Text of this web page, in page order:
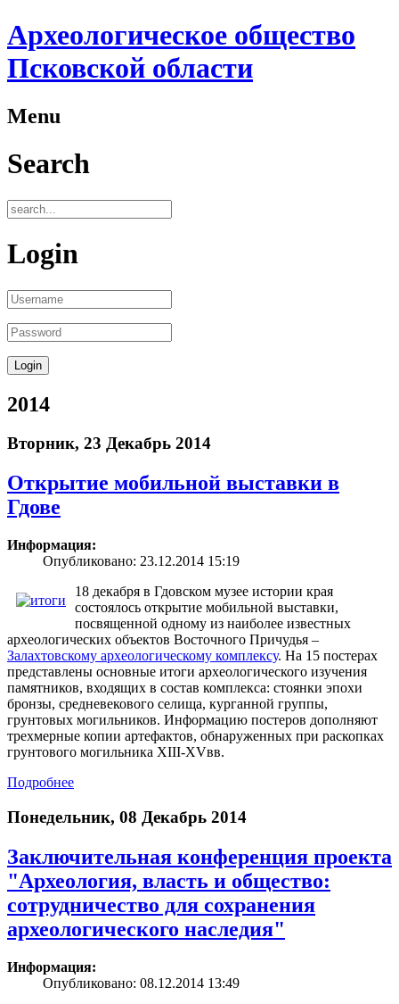
Археологическое общество
Псковской области
Menu
Search
Login
2014
Вторник, 23 Декабрь 2014
Открытие мобильной выставки в
Гдове
Информация:
Опубликовано: 23.12.2014 15:19
18 декабря в Гдовском музее истории края
состоялось открытие мобильной выставки,
посвященной одному из наиболее известных
археологических объектов Восточного Причудья –
Залахтовскому археологическому комплексу. На 15 постерах
представлены основные итоги археологического изучения
памятников, входящих в состав комплекса: стоянки эпохи
бронзы, средневекового селища, курганной группы,
грунтовых могильников. Информацию постеров дополняют
трехмерные копии артефактов, обнаруженных при раскопках
грунтового могильника XIII-XVвв.
Подробнее
Понедельник, 08 Декабрь 2014
Заключительная конференция проекта
"Археология, власть и общество:
сотрудничество для сохранения
археологического наследия"
Информация:
Опубликовано: 08.12.2014 13:49